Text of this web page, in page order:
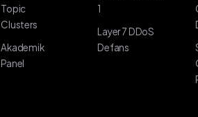
Topic
Clusters
Akademik
Panel
1
Layer 7 DDoS
Defans